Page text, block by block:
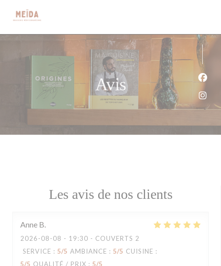
Avis
Les avis de nos clients
Anne B
2026-08-08 - 19:30 - COUVERTS 2
SERVICE : 5/5 AMBIANCE : 5/5 CUISINE :
5/5 QUALITÉ / PRIX : 5/5